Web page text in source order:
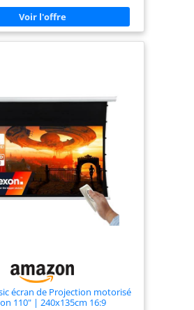
et télécommande) associé à un
tension latérale par câble pour une
plane et sans plis. Qualité
jusqu'à 8K – le matériau de l'écran
permet une hauteur d’image
en cas de montage au plafond.
du tissu de haute qualité pour un
– masquage noir intégral et
; le tissu est hydrofuge, lavable,
à la moisissure et ignifugé.
écran de Projection motorisé
110" | 240x135cm 16:9